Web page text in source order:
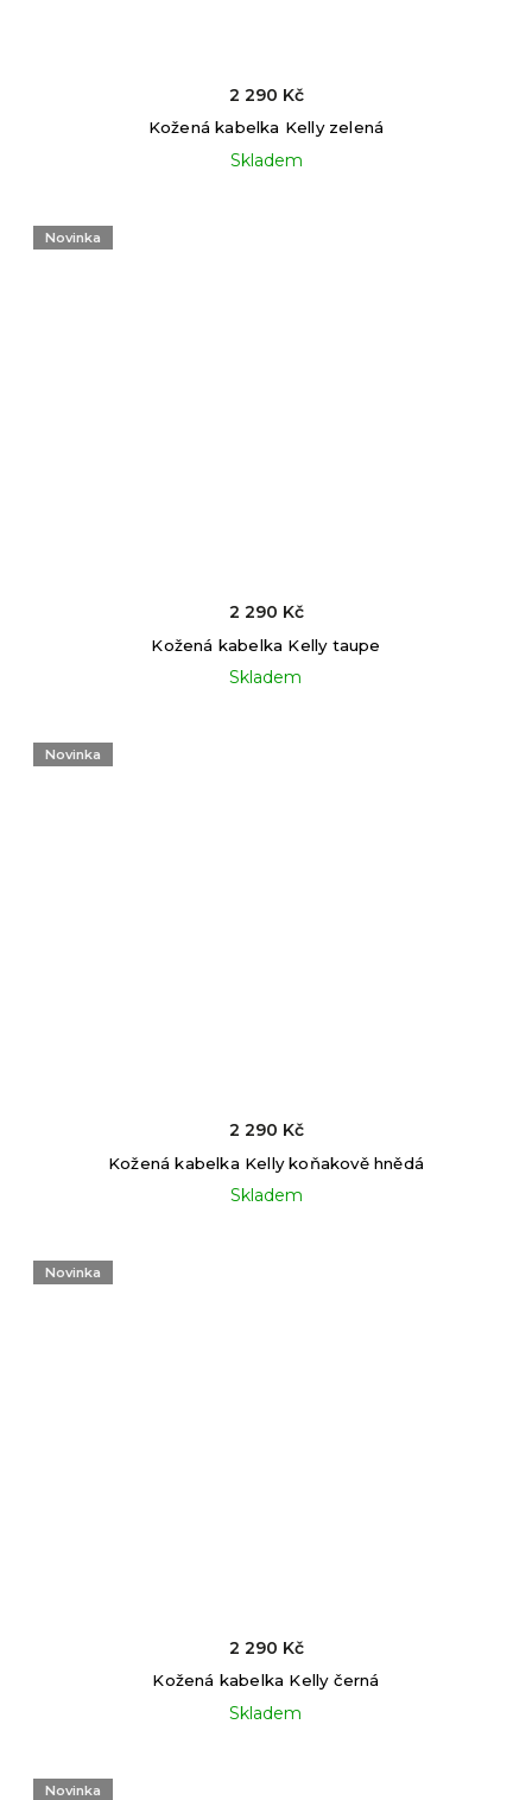
Kožená kabelka Kelly zelená
Skladem
2 290 Kč
Novinka
Kožená kabelka Kelly taupe
Skladem
2 290 Kč
Novinka
Kožená kabelka Kelly koňakově hnědá
Skladem
2 290 Kč
Novinka
Kožená kabelka Kelly černá
Skladem
2 290 Kč
Novinka